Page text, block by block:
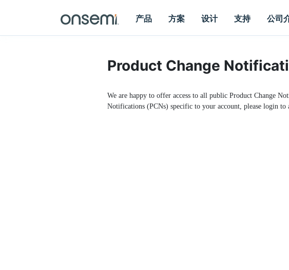
产品 方案 设计 支持 公司
Product Change
We are happy to offer access to all public Product Change
Notifications (PCNs) specific to your account, please login to